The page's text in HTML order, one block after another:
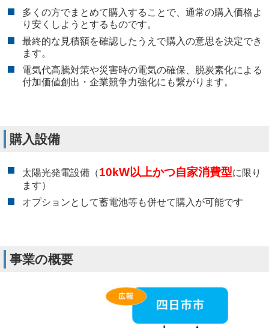
多くの方でまとめて購入することで、通常の購入価格よ
り安くしようとするものです。
最終的な見積額を確認したうえで購入の意思を決定でき
ます。
電気代高騰対策や災害時の電気の確保、脱炭素化による
付加価値創出・企業競争力強化にも繋がります。
購入設備
太陽光発電設備（10kW以上かつ自家消費型に限り
ます）
オプションとして蓄電池等も併せて購入が可能です
事業の概要